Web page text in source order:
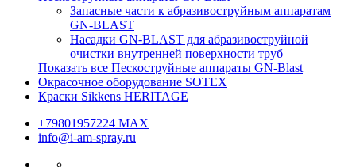
Запасные части к абразивоструйным аппаратам
GN-BLAST
Насадки GN-BLAST для абразивоструйной
очистки внутренней поверхности труб
Показать все Пескоструйные аппараты GN-Blast
Окрасочное оборудование SOTEX
Краски Sikkens HERITAGE
+79801957224 МАХ
info@i-am-spray.ru